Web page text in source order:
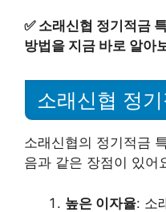
✅ 소래신협 정기적금
방법을 지금 바로 알아
소래신협 정
소래신협의 정기적금
음과 같은 장점이 있어
높은 이자율: 소